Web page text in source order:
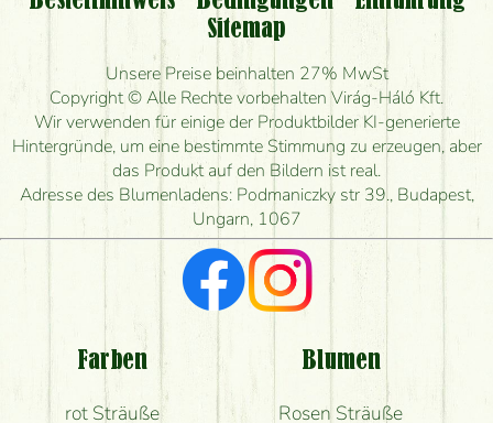
Ist eine Bestellung für ländliche Gebiete möglich?
Wie lange kann ich heute Blumen mit Lieferung
bestellen?
Wie schnell können Sie den Blumenstrauß
herstellen und wann können Sie ihn frühestens
liefern?
Ich suche rote Rosen, hast du welche?
Welche Rückmeldungen bekomme ich zum
Blumenversand?
Bekomme ich wirklich, was auf dem Bild zu sehen
ist?
Sitemap
Unsere Preise beinhalten 27% MwSt
Copyright © Alle Rechte vorbehalten Virág-Háló Kft.
Wir verwenden für einige der Produktbilder KI-generierte
Hintergründe, um eine bestimmte Stimmung zu erzeugen, aber
das Produkt auf den Bildern ist real.
Adresse des Blumenladens: Podmaniczky str 39., Budapest,
Ungarn, 1067
Farben
rot Sträuße
Blumen
Rosen Sträuße